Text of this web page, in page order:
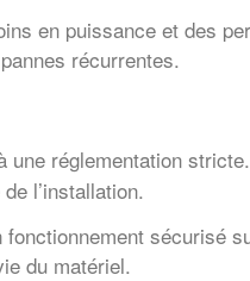
en puissance et des
récurrentes.
une réglementation
l’installation.
sécurisé
du matériel.